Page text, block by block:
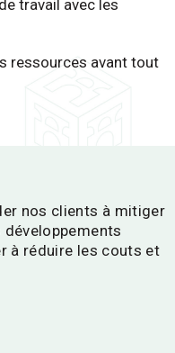
travail avec les
ressources avant tout
nos clients à mitiger
développements
à réduire les couts et